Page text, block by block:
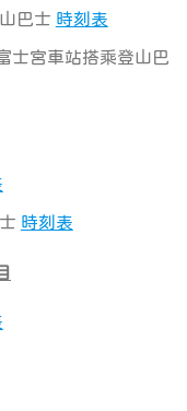
巴士 時刻表
士宮車站搭乘登山巴
時刻表